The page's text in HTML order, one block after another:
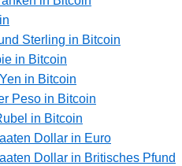
Sterling in Bitcoin
in Bitcoin
in Bitcoin
Peso in Bitcoin
in Bitcoin
Dollar in Euro
Dollar in Britisches Pfund